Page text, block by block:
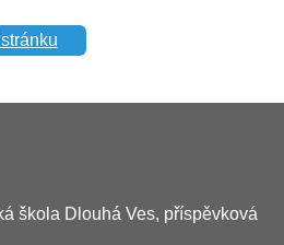
škola Dlouhá Ves, příspěvková